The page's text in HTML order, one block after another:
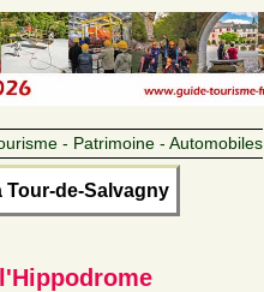
- Patrimoine - Automobiles
Tour-de-Salvagny